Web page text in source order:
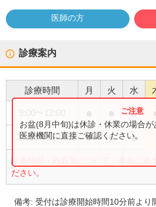
医師の方
診療案内
診療時間 月 火 水
●
15:00〜17:00 ● ● ●
診療時間・内容等について、事前に必
ださい。
お盆(8月中旬)は休診・休業の場合
医療機関に直接ご確認ください。
備考:受付は診療開始時間10分前より